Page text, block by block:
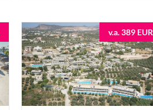
v.a. 389 EUR